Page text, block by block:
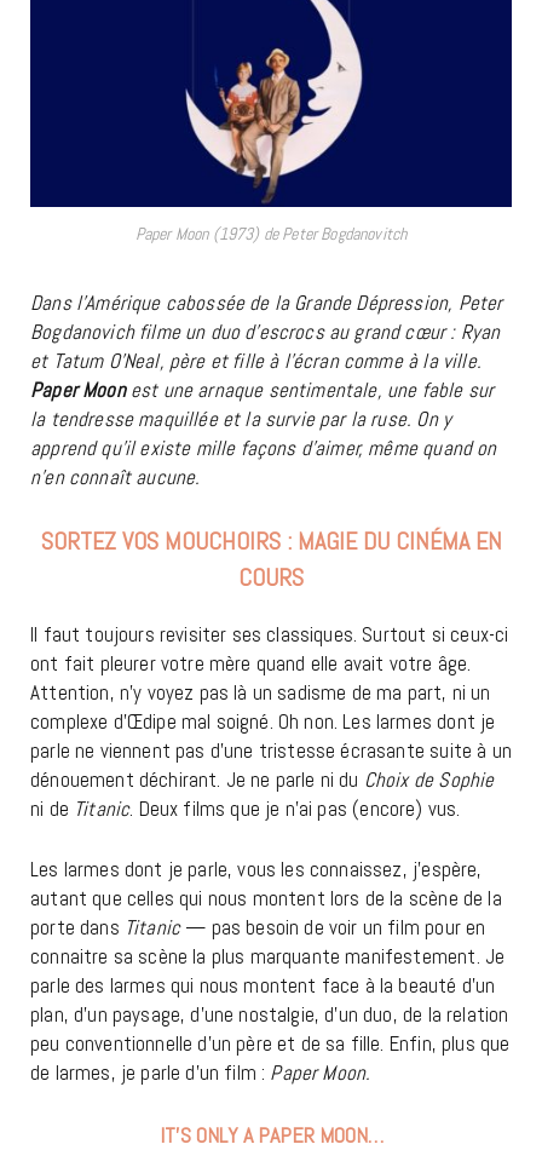
Paper Moon (1973) de Peter Bogdanovitch
Dans l’Amérique cabossée de la Grande Dépression, Peter
Bogdanovich filme un duo d’escrocs au grand cœur : Ryan
et Tatum O’Neal, père et fille à l’écran comme à la ville.
Paper Moonest une arnaque sentimentale, une fable sur
la tendresse maquillée et la survie par la ruse. On y
apprend qu’il existe mille façons d’aimer, même quand on
n’en connaît aucune.
SORTEZ VOS MOUCHOIRS : MAGIE DU CINÉMA EN
COURS
Il faut toujours revisiter ses classiques. Surtout si ceux-ci
ont fait pleurer votre mère quand elle avait votre âge.
Attention, n’y voyez pas là un sadisme de ma part, ni un
complexe d’Œdipe mal soigné. Oh non. Les larmes dont je
parle ne viennent pas d’une tristesse écrasante suite à un
dénouement déchirant. Je ne parle ni du Choix de Sophie
ni de Titanic. Deux films que je n’ai pas (encore) vus.
Les larmes dont je parle, vous les connaissez, j’espère,
autant que celles qui nous montent lors de la scène de la
porte dans Titanic— pas besoin de voir un film pour en
connaitre sa scène la plus marquante manifestement. Je
parle des larmes qui nous montent face à la beauté d’un
plan, d’un paysage, d’une nostalgie, d’un duo, de la relation
peu conventionnelle d’un père et de sa fille. Enfin, plus que
de larmes, je parle d’un film : Paper Moon.
IT’S ONLY A PAPER MOON…